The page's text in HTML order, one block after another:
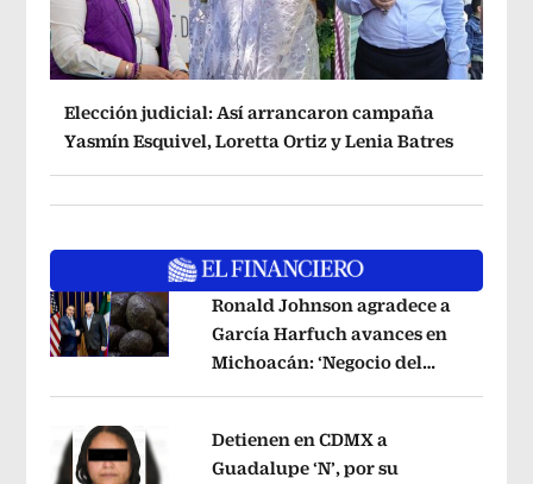
Elección judicial: Así arrancaron campaña
Yasmín Esquivel, Loretta Ortiz y Lenia Batres
Opens in new window
Ronald Johnson agradece a
García Harfuch avances en
Michoacán: ‘Negocio del
Detienen en CDMX a
Guadalupe ‘N’, por su